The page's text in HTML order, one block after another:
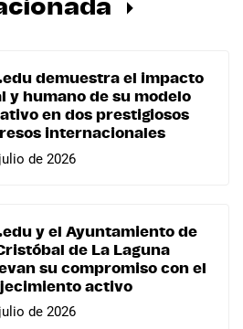
demuestra el impacto
y humano de su modelo
en dos prestigiosos
internacionales
de 2026
y el Ayuntamiento de
de La Laguna
su compromiso con el
activo
de 2026